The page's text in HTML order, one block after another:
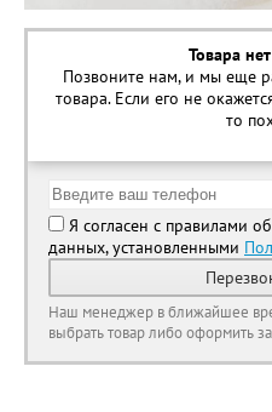
Товара
Позвоните нам, и мы еще
товара. Если его не
то
Я согласен с правилами
данных, установленными
Наш менеджер в ближайшее
выбрать товар либо оформить